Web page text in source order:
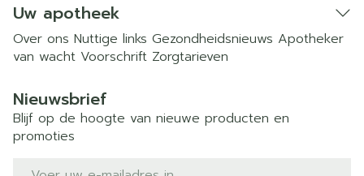
Uw apotheek
Over ons Nuttige links Gezondheidsnieuws Apotheker
van wacht Voorschrift Zorgtarieven
Nieuwsbrief
Blijf op de hoogte van nieuwe producten en
promoties
E-mail adres